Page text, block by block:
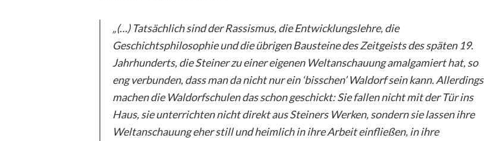
„(…) Tatsächlich sind der Rassismus, die Entwicklungslehre, die
Geschichtsphilosophie und die übrigen Bausteine des Zeitgeists des späten 19.
Jahrhunderts, die Steiner zu einer eigenen Weltanschauung amalgamiert hat, so
eng verbunden, dass man da nicht nur ein ‘bisschen’ Waldorf sein kann. Allerdings
machen die Waldorfschulen das schon geschickt: Sie fallen nicht mit der Tür ins
Haus, sie unterrichten nicht direkt aus Steiners Werken, sondern sie lassen ihre
Weltanschauung eher still und heimlich in ihre Arbeit einfließen, in ihre